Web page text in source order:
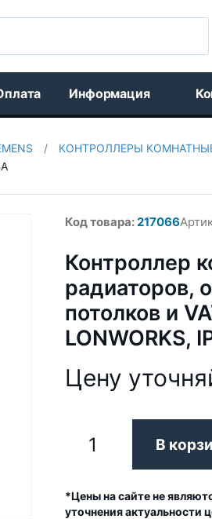
Информация
/ КОНТРОЛЛЕРЫ
Код товара:217066
Контроллер
радиаторов,
потолков и
LONWORKS,
Цену
В
*Цены на сайте не
уточнения актуальности